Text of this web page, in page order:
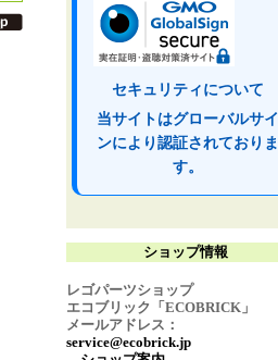
セキュリティについて
当サイトはグローバルサイ
ンにより認証されておりま
す。
ショップ情報
レゴパーツショップ
エコブリック「ECOBRICK」
メールアドレス：
service@ecobrick.jp